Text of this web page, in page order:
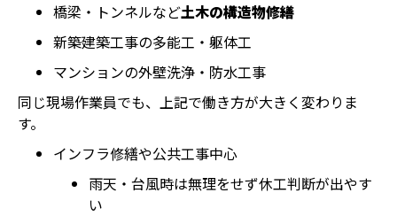
橋梁・トンネルなど土木の構造物修繕
新築建築工事の多能工・躯体工
マンションの外壁洗浄・防水工事
同じ現場作業員でも、上記で働き方が大きく変わりま
す。
インフラ修繕や公共工事中心
雨天・台風時は無理をせず休工判断が出やす
い